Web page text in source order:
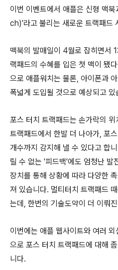
이번 이벤트에서 애플은 신형 맥
ch)'라고 불리는 새로운 트랙패드
맥북의 발매일이 4월로 잡히면서
랙패드의 수혜를 입은 첫 맥이 됐
으로 애플워치는 물론, 아이폰과
폭넓게 도입될 것으로 예상되고 있
포스 터치 트랙패드는 손가락의
트랙패드에서 한발 더 나아가, 포
개수까지 감지해 낼 수 있다고 합
릴 수 없는 '피드백'에도 엄청난 발
장치를 통해 상황에 따라 다양한
져 있습니다. 멀티터치 트랙패드
는데, 한번의 기술도약이 더 이뤄
이번에는 애플 웹사이트와 여러
으로 포스 터치 트랙패드에 대해
니다.